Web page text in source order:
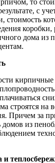
с
стоимость
коробки,
дома из
кирпичные
строятся на
Причем за
из
и